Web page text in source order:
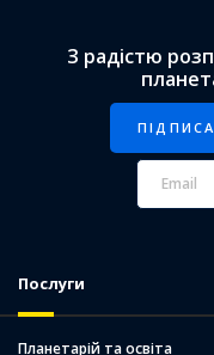
З радістю
Послуги
Планетарій та освіта